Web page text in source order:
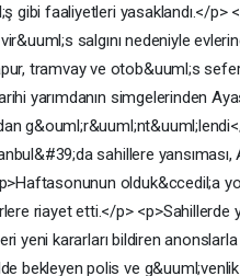
gibi faaliyetleri yasaklandı.</p>
salgını nedeniyle
tramvay ve otob&uuml;s
yarımdanın simgelerinden
sahillere
olduk&ccedil;a
riayet etti.</p>
yeni kararları bildiren
bekleyen polis ve